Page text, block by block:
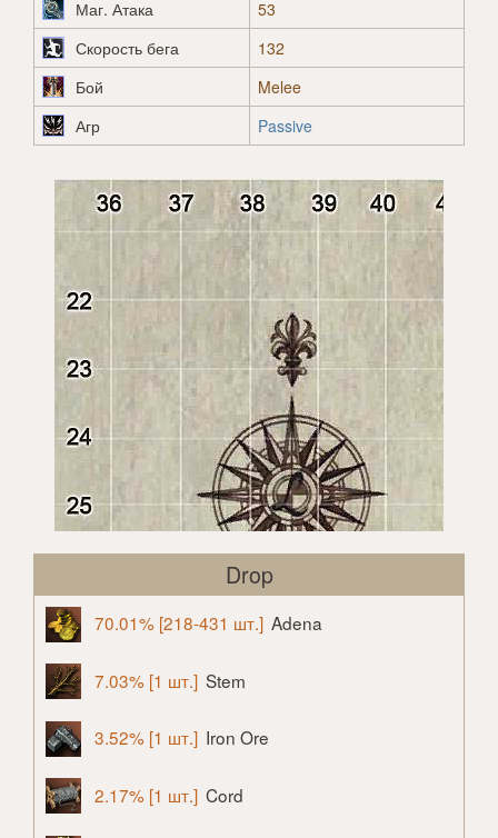
Маг. Атака
53
Скорость бега
132
Бой
Melee
Агр
Passive
Drop
70.01% [218-431 шт.] Adena
7.03% [1 шт.] Stem
3.52% [1 шт.] Iron Ore
2.17% [1 шт.] Cord